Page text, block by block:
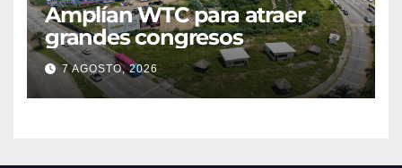
Amplían WTC para atraer
grandes congresos
7 AGOSTO, 2026